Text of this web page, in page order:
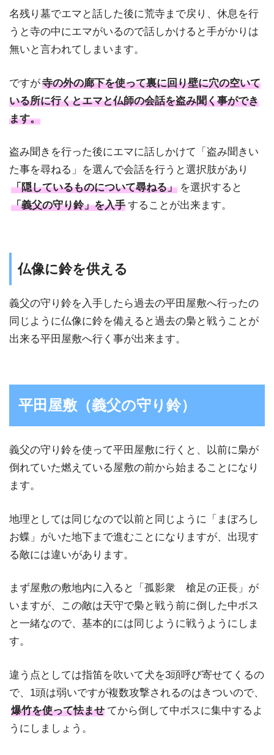
名残り墓でエマと話した後に荒寺まで戻り、休息を行
うと寺の中にエマがいるので話しかけると手がかりは
無いと言われてしまいます。
ですが寺の外の廊下を使って裏に回り壁に穴の空いて
いる所に行くとエマと仏師の会話を盗み聞く事ができ
ます。
盗み聞きを行った後にエマに話しかけて「盗み聞きい
た事を尋ねる」を選んで会話を行うと選択肢があり
「隠しているものについて尋ねる」 を選択すると
「義父の守り鈴」を入手 することが出来ます。
仏像に鈴を供える
義父の守り鈴を入手したら過去の平田屋敷へ行ったの
同じように仏像に鈴を備えると過去の梟と戦うことが
出来る平田屋敷へ行く事が出来ます。
平田屋敷（義父の守り鈴）
義父の守り鈴を使って平田屋敷に行くと、以前に梟が
倒れていた燃えている屋敷の前から始まることになり
ます。
地理としては同じなので以前と同じように「まぼろし
お蝶」がいた地下まで進むことになりますが、出現す
る敵には違いがあります。
まず屋敷の敷地内に入ると「孤影衆 槍足の正長」が
いますが、この敵は天守で梟と戦う前に倒した中ボス
と一緒なので、基本的には同じように戦うようにしま
す。
違う点としては指笛を吹いて犬を3頭呼び寄せてくるの
で、1頭は弱いですが複数攻撃されるのはきついので、
爆竹を使って怯ませ てから倒して中ボスに集中するよ
うにしましょう。